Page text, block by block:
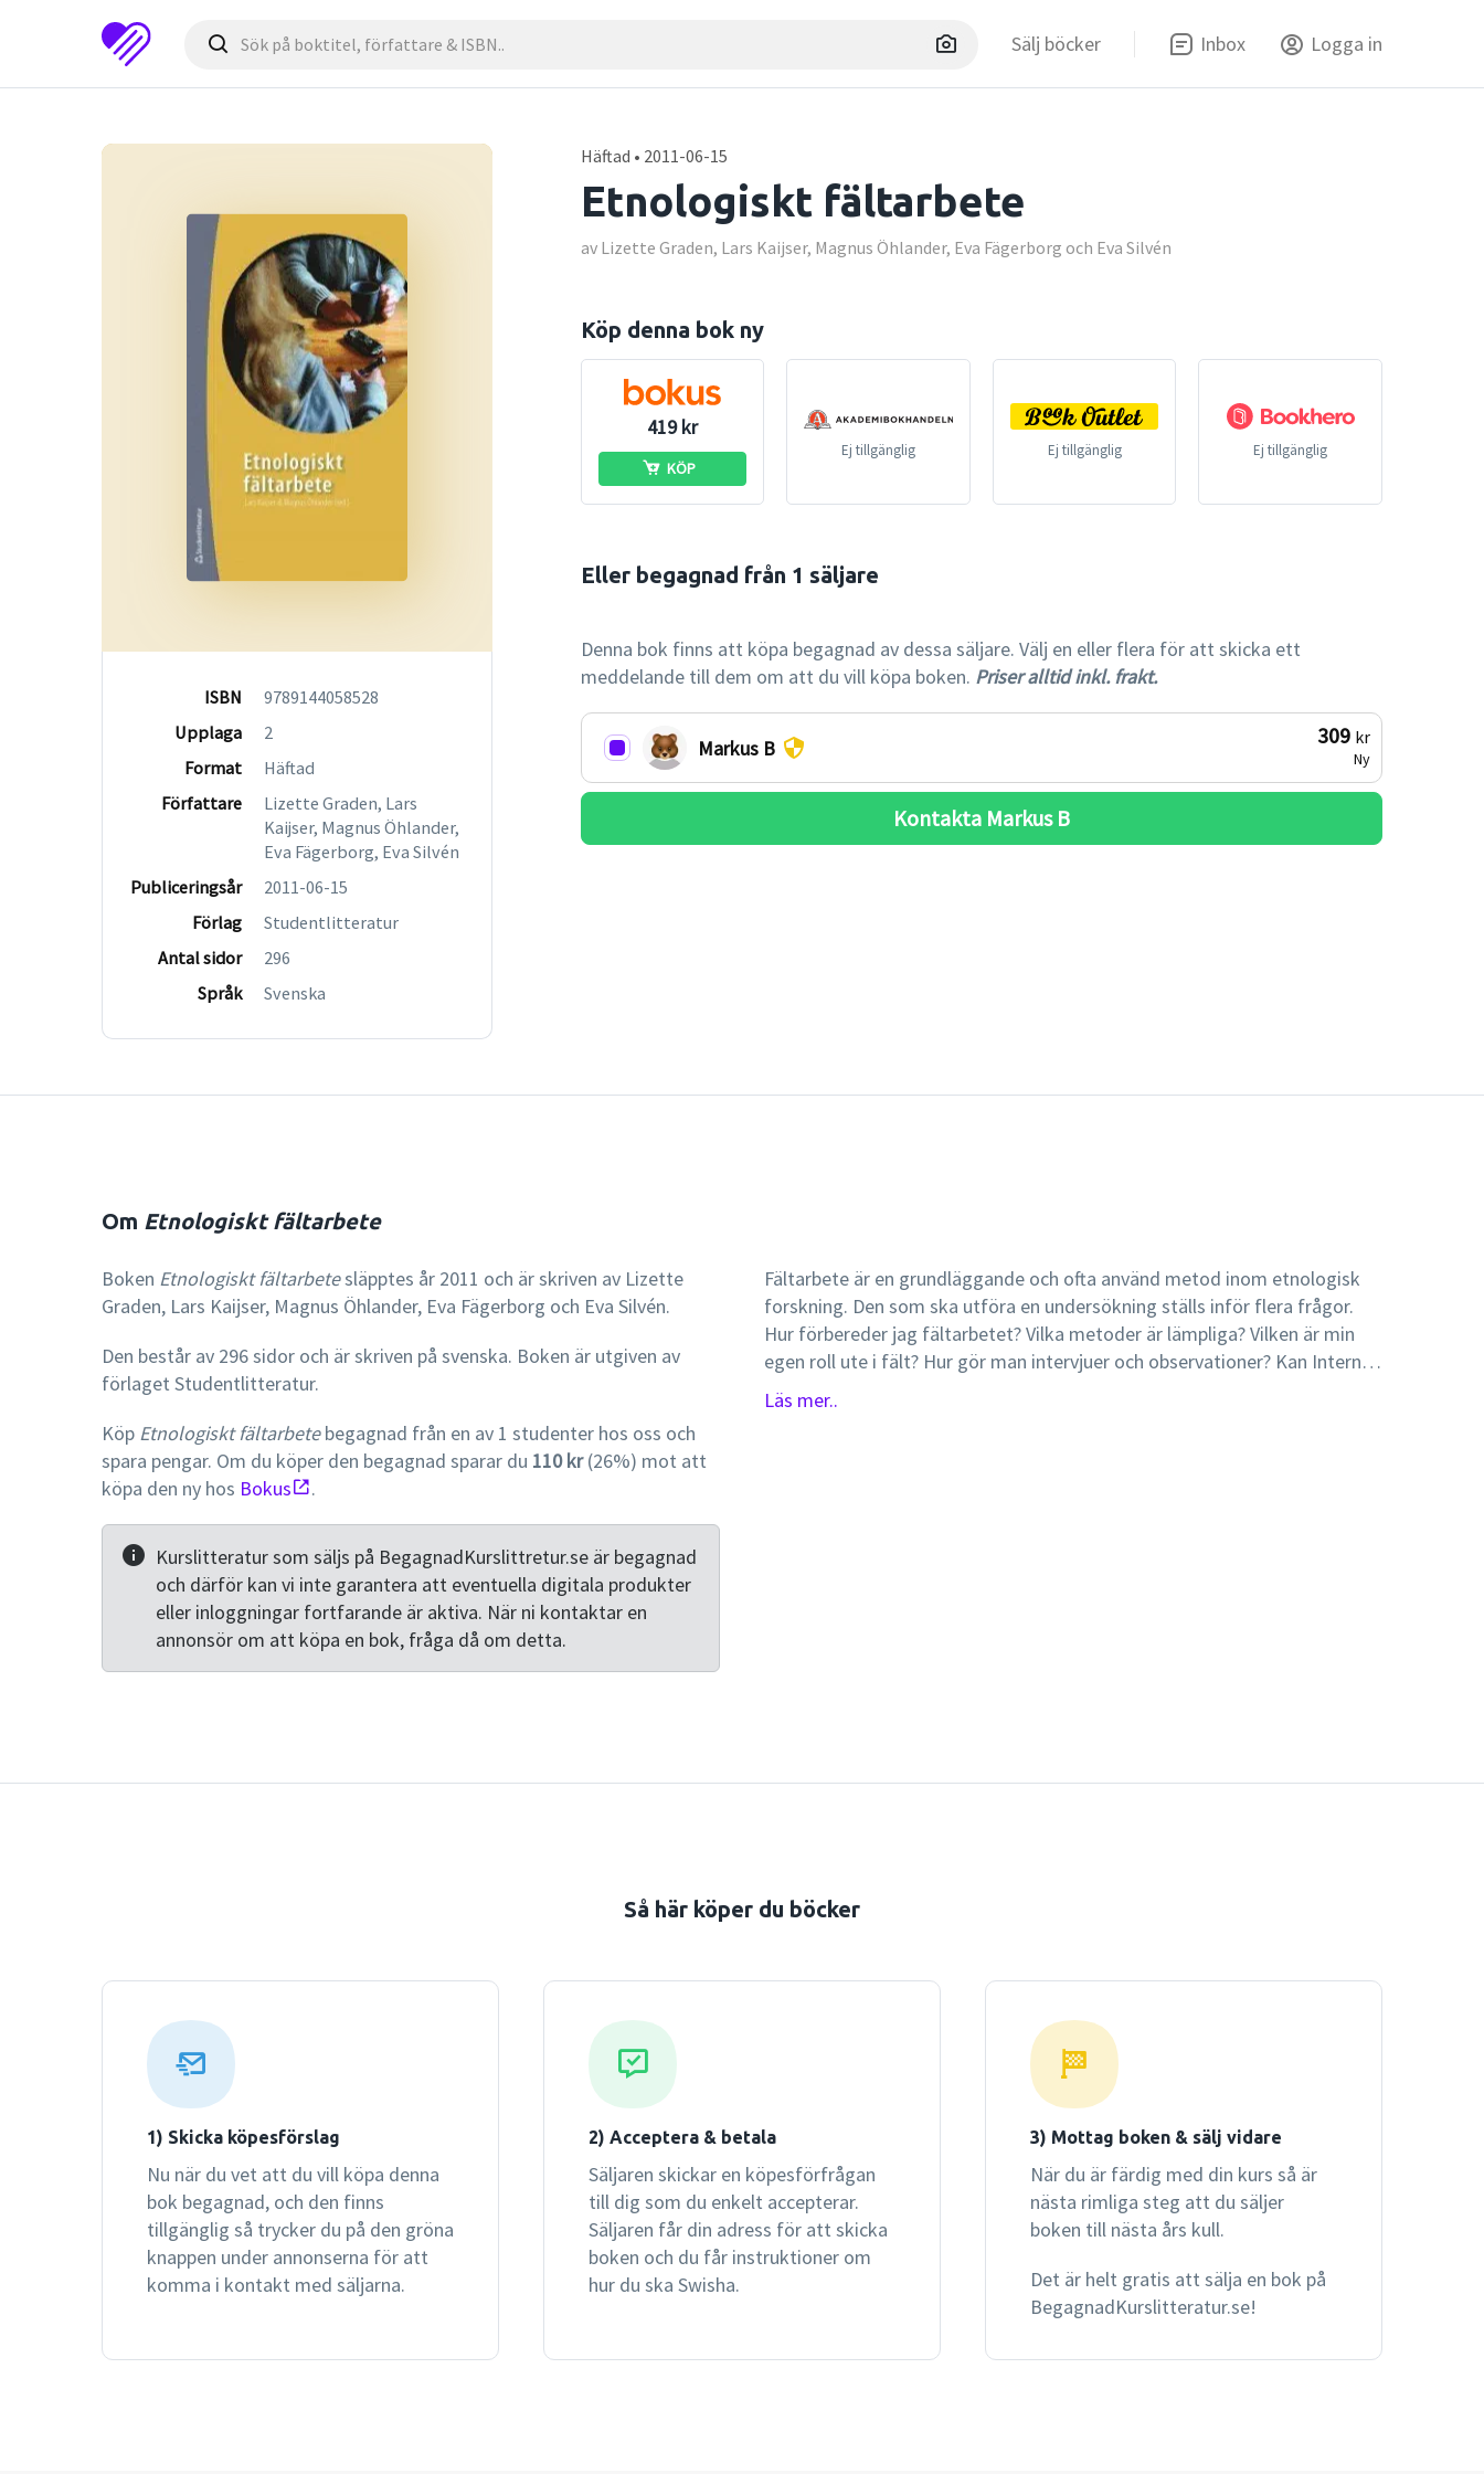
Sälj böcker Inbox Logga in
ISBN
9789144058528
Upplaga
2
Format
Häftad
Författare
Lizette Graden, Lars
Kaijser, Magnus Öhlander,
Eva Fägerborg, Eva Silvén
Publiceringsår
2011-06-15
Förlag
Studentlitteratur
Antal sidor
296
Språk
Svenska
Häftad • 2011-06-15
Etnologiskt fältarbete
av Lizette Graden, Lars Kaijser, Magnus Öhlander, Eva Fägerborg och Eva Silvén
Köp denna bok ny
419 kr
KÖP
Ej tillgänglig Ej tillgänglig Ej tillgänglig
Eller begagnad från 1 säljare
Denna bok finns att köpa begagnad av dessa säljare. Välj en eller flera för att skicka ett
meddelande till dem om att du vill köpa boken. Priser alltid inkl. frakt.
Markus B 309 kr
Ny
Kontakta Markus B
Om Etnologiskt fältarbete
Boken Etnologiskt fältarbetesläpptes år 2011 och är skriven av Lizette
Graden, Lars Kaijser, Magnus Öhlander, Eva Fägerborg och Eva Silvén.
Den består av 296 sidor och är skriven på svenska. Boken är utgiven av
förlaget Studentlitteratur.
Köp Etnologiskt fältarbetebegagnad från en av 1 studenter hos oss och
spara pengar. Om du köper den begagnad sparar du 110 kr(26%) mot att
köpa den ny hos Bokus .
Kurslitteratur som säljs på BegagnadKurslittretur.se är begagnad
och därför kan vi inte garantera att eventuella digitala produkter
eller inloggningar fortfarande är aktiva. När ni kontaktar en
annonsör om att köpa en bok, fråga då om detta.
Fältarbete är en grundläggande och ofta använd metod inom etnologisk
forskning. Den som ska utföra en undersökning ställs inför flera frågor.
Hur förbereder jag fältarbetet? Vilka metoder är lämpliga? Vilken är min
egen roll ute i fält? Hur gör man intervjuer och observationer? Kan Internet
och arkivmaterial inkluderas i fältarbete? I den här boken ges en utförlig
Läs mer..
Så här köper du böcker
1) Skicka köpesförslag
Nu när du vet att du vill köpa denna
bok begagnad, och den finns
tillgänglig så trycker du på den gröna
knappen under annonserna för att
komma i kontakt med säljarna.
2) Acceptera & betala
Säljaren skickar en köpesförfrågan
till dig som du enkelt accepterar.
Säljaren får din adress för att skicka
boken och du får instruktioner om
hur du ska Swisha.
3) Mottag boken & sälj vidare
När du är färdig med din kurs så är
nästa rimliga steg att du säljer
boken till nästa års kull.
Det är helt gratis att sälja en bok på
BegagnadKurslitteratur.se!